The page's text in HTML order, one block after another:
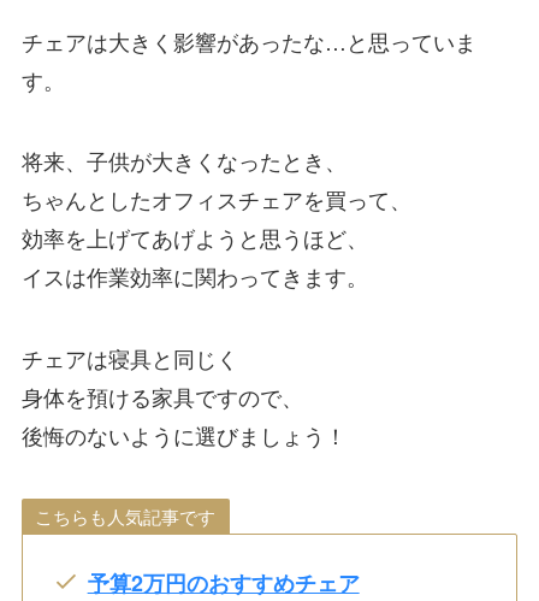
チェアは大きく影響があったな…と思っていま
す。
将来、子供が大きくなったとき、
ちゃんとしたオフィスチェアを買って、
効率を上げてあげようと思うほど、
イスは作業効率に関わってきます。
チェアは寝具と同じく
身体を預ける家具ですので、
後悔のないように選びましょう！
こちらも人気記事です
予算2万円のおすすめチェア